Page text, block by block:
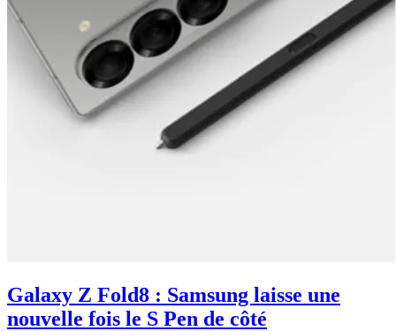
Galaxy Z Fold8 : Samsung laisse une
nouvelle fois le S Pen de côté